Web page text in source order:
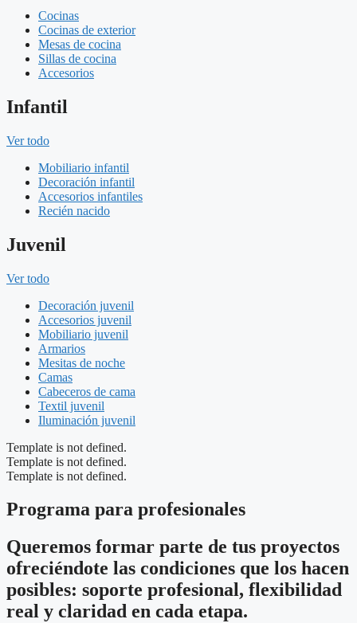
Cocinas
Cocinas de exterior
Mesas de cocina
Sillas de cocina
Accesorios
Infantil
Ver todo
Mobiliario infantil
Decoración infantil
Accesorios infantiles
Recién nacido
Juvenil
Ver todo
Decoración juvenil
Accesorios juvenil
Mobiliario juvenil
Armarios
Mesitas de noche
Camas
Cabeceros de cama
Textil juvenil
Iluminación juvenil
Template is not defined.
Template is not defined.
Template is not defined.
Programa para profesionales
Queremos formar parte de tus proyectos
ofreciéndote las condiciones que los hacen
posibles: soporte profesional, flexibilidad
real y claridad en cada etapa.